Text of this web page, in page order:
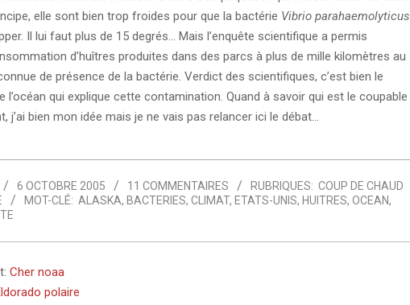
elle sont bien trop froides pour que la bactérie Vibrio parahaemolyticus
Il lui faut plus de 15 degrés… Mais l’enquête scientifique a permis
d’huîtres produites dans des parcs à plus de mille kilomètres au
de présence de la bactérie. Verdict des scientifiques, c’est bien le
l’océan qui explique cette contamination. Quand à savoir qui est le coupable
j’ai bien mon idée mais je ne vais pas relancer ici le débat…
6 OCTOBRE 2005 11 COMMENTAIRES RUBRIQUES: COUP DE CHAUD
MOT-CLÉ: ALASKA, BACTERIES, CLIMAT, ETATS-UNIS, HUITRES, OCEAN,
Cher noaa
polaire